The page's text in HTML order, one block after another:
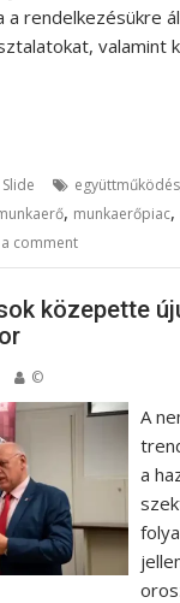
rendelkezésükre
valamint
Slide együttműködés
, munkaerőpiac,
a comment
közepette
©
A
a